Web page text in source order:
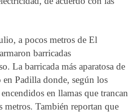
a pocos metros de El
barricadas
La barricada más aparatosa de
en Padilla donde, según los
en llamas que trancan
metros. También reportan que